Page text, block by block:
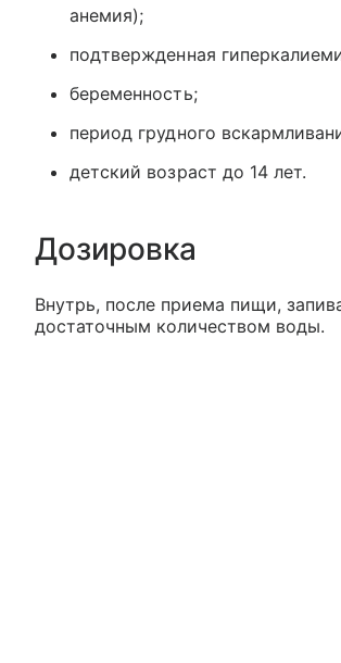
анемия);
подтвержденная
беременность;
период грудного
детский возраст до 14 лет.
Дозировка
Внутрь, после приема пищи,
достаточным количеством воды.